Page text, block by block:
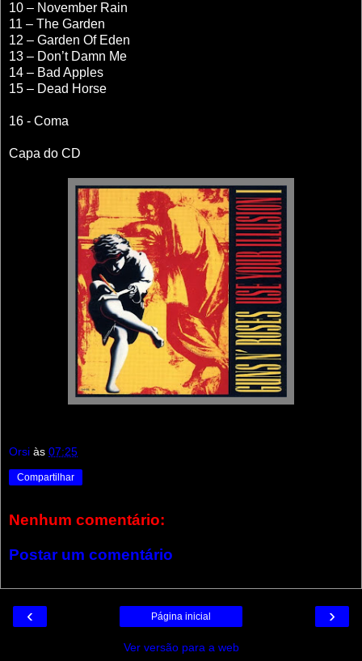
10 – November Rain
11 – The Garden
12 – Garden Of Eden
13 – Don’t Damn Me
14 – Bad Apples
15 – Dead Horse
16 - Coma
Capa do CD
Orsi às 07:25
Compartilhar
Nenhum comentário:
Postar um comentário
‹ ›
Página inicial
Ver versão para a web